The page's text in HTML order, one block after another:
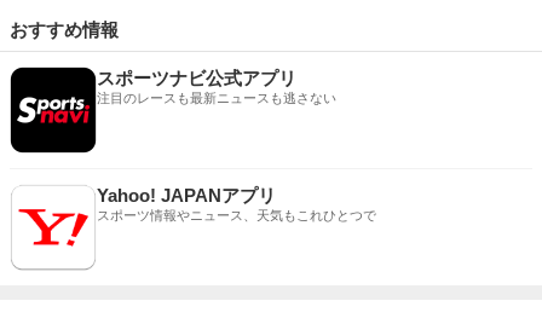
おすすめ情報
スポーツナビ公式アプリ
注目のレースも最新ニュースも逃さない
Yahoo! JAPANアプリ
スポーツ情報やニュース、天気もこれひとつで